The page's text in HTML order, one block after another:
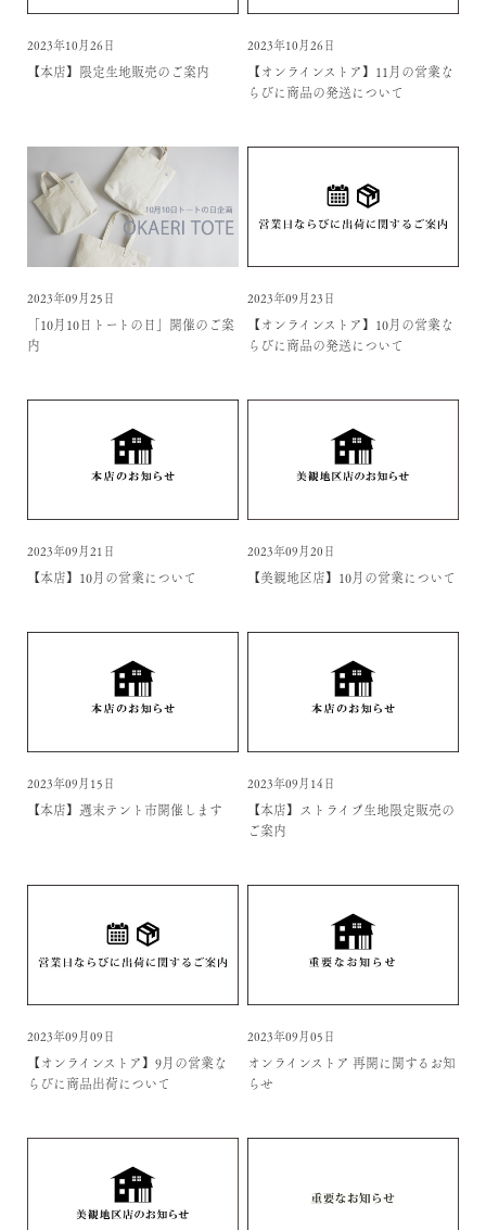
2023年10月26日
【本店】限定生地販売のご案内
2023年10月26日
【オンラインストア】11月の営業な
らびに商品の発送について
2023年09月25日
「10月10日トートの日」開催のご案
内
2023年09月23日
【オンラインストア】10月の営業な
らびに商品の発送について
2023年09月21日
【本店】10月の営業について
2023年09月20日
【美観地区店】10月の営業について
2023年09月15日
【本店】週末テント市開催します
2023年09月14日
【本店】ストライプ生地限定販売の
ご案内
2023年09月09日
【オンラインストア】9月の営業な
らびに商品出荷について
2023年09月05日
オンラインストア 再開に関するお知
らせ